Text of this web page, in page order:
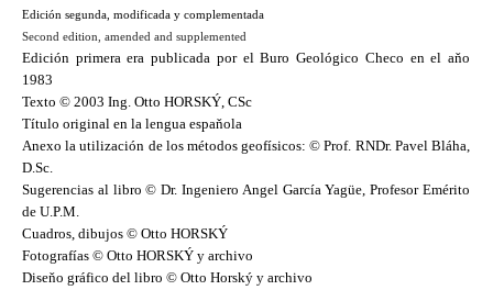
Edición segunda, modificada y complementada
Second edition amended and supplemented
Edición primera era publicada por el Buro Geológico Checo en el aňo
1983
Texto © 2003 Ing. Otto HORSKÝ, CSc
Título original en la lengua espaňola
Anexo la utilización de los métodos geofísicos: © Prof. RNDr. Pavel Bláha,
D.Sc.
Sugerencias al libro © Dr. Ingeniero Angel García Yagüe, Profesor Emérito
de U.P.M.
Cuadros, dibujos © Otto HORSKÝ
Fotografías © Otto HORSKÝ y archivo
Diseňo gráfico del libro © Otto Horský y archivo